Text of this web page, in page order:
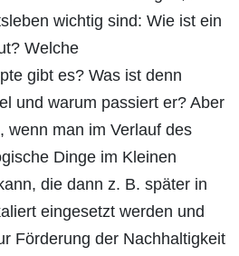
wichtig sind: Wie ist ein
Welche
gibt es? Was ist denn
und warum passiert er? Aber
wenn man im Verlauf des
Dinge im Kleinen
die dann z. B. später in
eingesetzt werden und
Förderung der Nachhaltigkeit